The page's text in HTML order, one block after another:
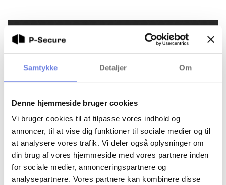
Samtykke Detaljer Om
Denne hjemmeside bruger cookies
Vi bruger cookies til at tilpasse vores indhold og
annoncer, til at vise dig funktioner til sociale medier og til
at analysere vores trafik. Vi deler også oplysninger om
din brug af vores hjemmeside med vores partnere inden
for sociale medier, annonceringspartnere og
analysepartnere. Vores partnere kan kombinere disse
P-Secure strengthens board of directors and
advisory board